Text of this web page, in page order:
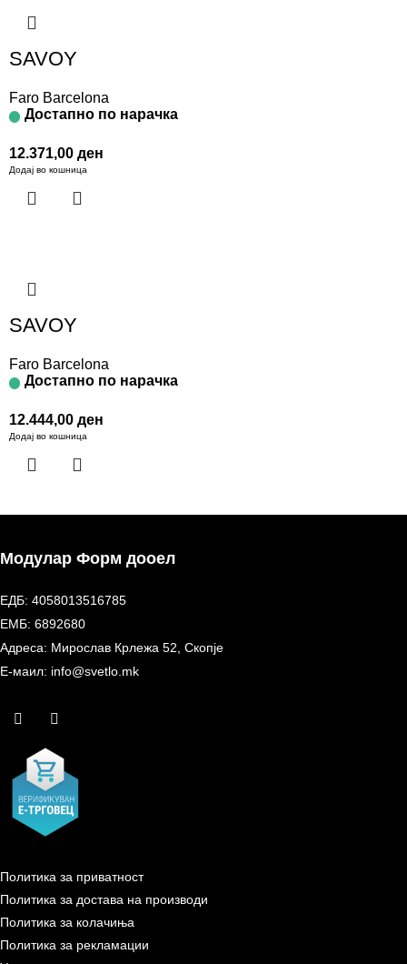
SAVOY
Faro Barcelona
Достапно по нарачка
12.371,00 ден
Додај во кошница
SAVOY
Faro Barcelona
Достапно по нарачка
12.444,00 ден
Додај во кошница
Модулар Форм дооел
ЕДБ: 4058013516785
ЕМБ: 6892680
Адреса: Мирослав Крлежа 52, Скопје
Е-маил: info@svetlo.mk
Политика за приватност
Политика за достава на производи
Политика за колачиња
Политика за рекламации